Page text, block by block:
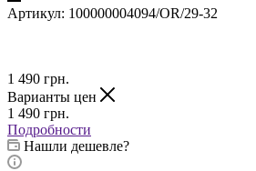
Артикул: 100000004094/OR/29-32
1 490 грн.
Варианты цен
1 490 грн.
Подробности
Нашли дешевле?